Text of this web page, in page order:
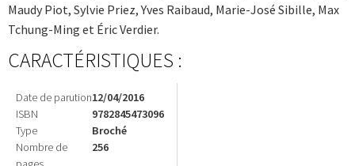
Maudy Piot, Sylvie Priez, Yves Raibaud, Marie-José Sibille, Max
Tchung-Ming et Éric Verdier.
CARACTÉRISTIQUES :
Date de parution
ISBN
Type
Nombre de
12/04/2016
9782845473096
Broché
256